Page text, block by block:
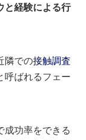
と経験による行
隣での接触調査
呼ばれるフェー
成功率をできる